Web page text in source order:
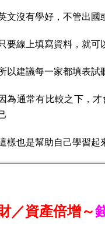
文沒有學好，不管出國
要線上填寫資料，就可
以建議每一家都填表試
為通常有比較之下，
樣也是幫助自己學習起
／資產倍增～